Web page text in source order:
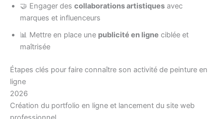
🤝 Engager des collaborations artistiques avec
marques et influenceurs
📊 Mettre en place une publicité en ligne ciblée et
maîtrisée
Étapes clés pour faire connaître son activité de peinture en
ligne
2026
Création du portfolio en ligne et lancement du site web